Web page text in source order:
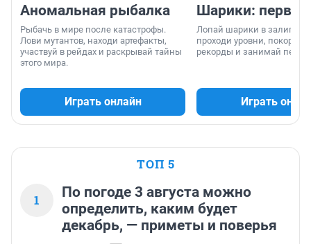
Аномальная рыбалка
Рыбачь в мире после катастрофы.
Лови мутантов, находи артефакты,
участвуй в рейдах и раскрывай тайны
этого мира.
Играть онлайн
Шарики: первое
Лопай шарики в
проходи уровни, покоряй
рекорды и занимай
Играть
ТОП 5
1
По погоде 3 августа можно
определить, каким будет
декабрь, — приметы и поверья